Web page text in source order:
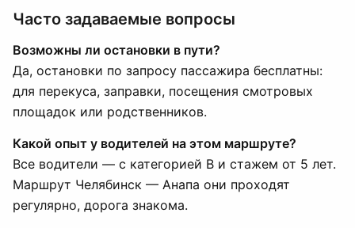
Часто задаваемые вопросы
Возможны ли остановки в пути?
Да, остановки по запросу пассажира бесплатны:
для перекуса, заправки, посещения смотровых
площадок или родственников.
Какой опыт у водителей на этом маршруте?
Все водители — с категорией B и стажем от 5 лет.
Маршрут Челябинск — Анапа они проходят
регулярно, дорога знакома.